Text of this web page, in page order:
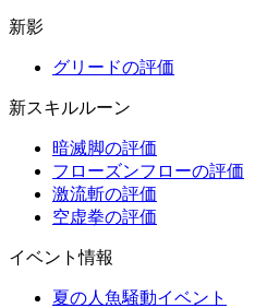
新影
グリードの評価
新スキルルーン
暗滅脚の評価
フローズンフローの評価
激流斬の評価
空虚拳の評価
イベント情報
夏の人魚騒動イベント